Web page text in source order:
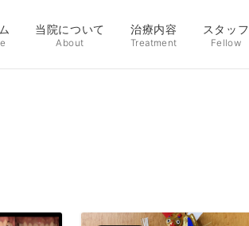
当院について
About
治療内容
Treatment
スタッフ
Fellow